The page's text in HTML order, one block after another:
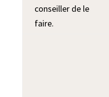
conseiller de le
faire.